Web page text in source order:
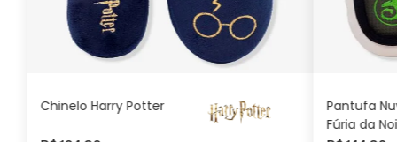
Chinelo Harry Potter
G GG M P
ADICIONAR AO
CARRINHO
Pantufa
Fúria da